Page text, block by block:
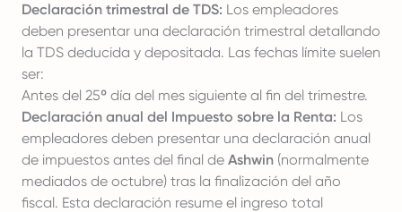
Declaración trimestral de TDS: Los empleadores
deben presentar una declaración trimestral detallando
la TDS deducida y depositada. Las fechas límite suelen
ser:
Antes del 25º día del mes siguiente al fin del trimestre.
Declaración anual del Impuesto sobre la Renta: Los
empleadores deben presentar una declaración anual
de impuestos antes del final de Ashwin (normalmente
mediados de octubre) tras la finalización del año
fiscal. Esta declaración resume el ingreso total